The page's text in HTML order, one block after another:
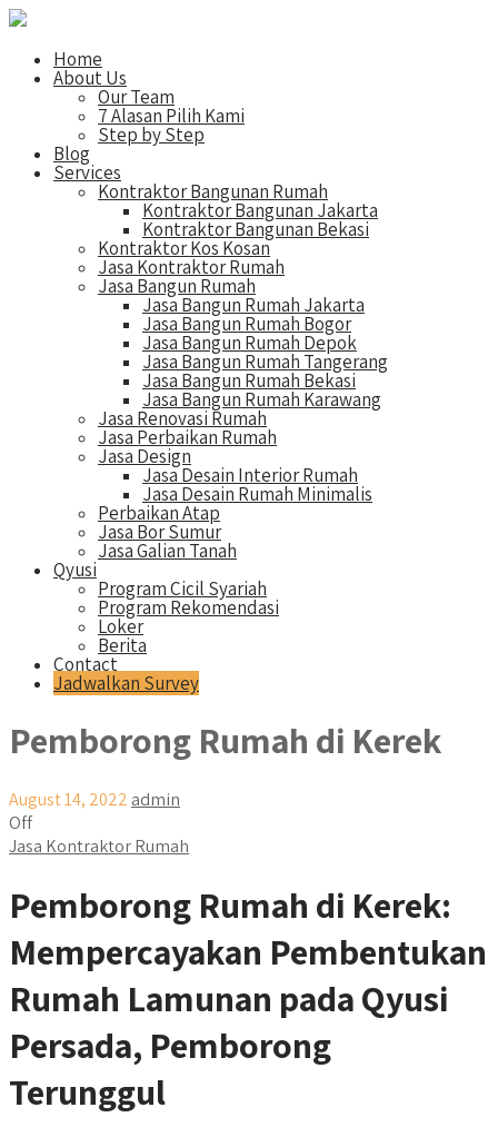
Home
About Us
Our Team
7 Alasan Pilih Kami
Step by Step
Blog
Services
Kontraktor Bangunan Rumah
Kontraktor Bangunan Jakarta
Kontraktor Bangunan Bekasi
Kontraktor Kos Kosan
Jasa Kontraktor Rumah
Jasa Bangun Rumah
Jasa Bangun Rumah Jakarta
Jasa Bangun Rumah Bogor
Jasa Bangun Rumah Depok
Jasa Bangun Rumah Tangerang
Jasa Bangun Rumah Bekasi
Jasa Bangun Rumah Karawang
Jasa Renovasi Rumah
Jasa Perbaikan Rumah
Jasa Design
Jasa Desain Interior Rumah
Jasa Desain Rumah Minimalis
Perbaikan Atap
Jasa Bor Sumur
Jasa Galian Tanah
Qyusi
Program Cicil Syariah
Program Rekomendasi
Loker
Berita
Contact
Jadwalkan Survey
Pemborong Rumah di Kerek
August 14, 2022 admin
Off
Jasa Kontraktor Rumah
Pemborong Rumah di Kerek:
Mempercayakan Pembentukan
Rumah Lamunan pada Qyusi
Persada, Pemborong
Terunggul